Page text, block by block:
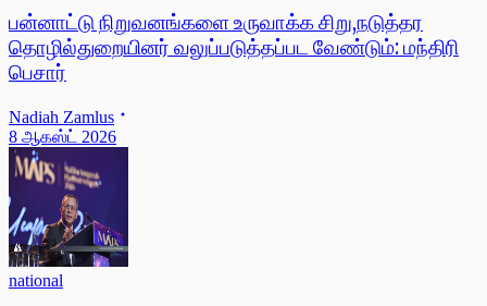
பன்னாட்டு நிறுவனங்களை உருவாக்க சிறு,நடுத்தர
தொழில்துறையினர் வலுப்படுத்தப்பட வேண்டும்: மந்திரி
பெசார்
Nadiah Zamlus
8 ஆகஸ்ட் 2026
national